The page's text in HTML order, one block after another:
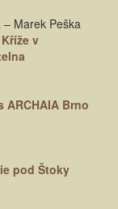
Marek Peška
v
Brno
pod Štoky